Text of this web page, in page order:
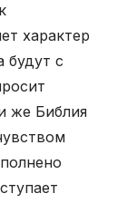
характер
будут с
же Библия